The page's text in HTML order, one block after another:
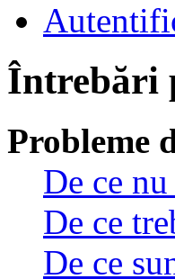
Întrebări
Probleme
De ce
De ce
De ce